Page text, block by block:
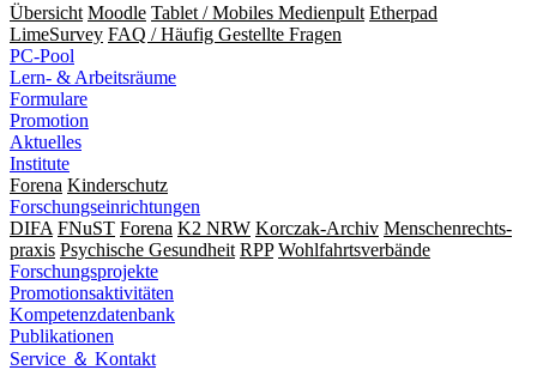
Übersicht Moodle Tablet / Mobiles Medienpult Etherpad
LimeSurvey FAQ / Häufig Gestellte Fragen
PC-Pool
Lern- & Arbeitsräume
Formulare
Promotion
Aktuelles
Institute
Forena Kinderschutz
Forschungseinrichtungen
DIFA FNuST Forena K2 NRW Korczak-Archiv Men­schen­rechts­
praxis Psy­chische Gesund­heit RPP Wohlfahrts­verbände
Forschungsprojekte
Promotionsaktivitäten
Kompetenzdatenbank
Publikationen
Service ＆ Kontakt